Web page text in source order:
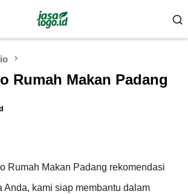
Rumah Makan Padang
Rumah Makan Padang rekomendasi
Anda, kami siap membantu dalam